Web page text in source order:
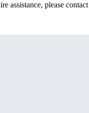
assistance, please